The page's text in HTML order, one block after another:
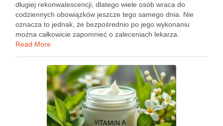
długiej rekonwalescencji, dlatego wiele osób wraca do
codziennych obowiązków jeszcze tego samego dnia. Nie
oznacza to jednak, że bezpośrednio po jego wykonaniu
można całkowicie zapomnieć o zaleceniach lekarza.
Pierwsze godziny i dni po zabiegu mają znaczenie dla
Read More